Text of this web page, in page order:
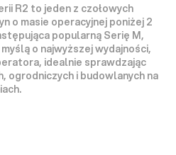
R2 to jeden z czołowych
o masie operacyjnej poniżej 2
popularną Serię M,
o najwyższej wydajności,
idealnie sprawdzając
ogrodniczych i budowlanych na